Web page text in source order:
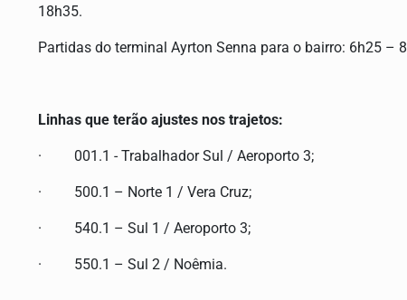
18h35.
Partidas do terminal Ayrton Senna para o bairro: 6h25
Linhas que terão ajustes nos trajetos:
· 001.1 - Trabalhador Sul / Aeroporto 3;
· 500.1 – Norte 1 / Vera Cruz;
· 540.1 – Sul 1 / Aeroporto 3;
· 550.1 – Sul 2 / Noêmia.